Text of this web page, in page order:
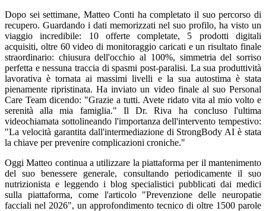
Dopo sei settimane, Matteo Conti ha completato il suo percorso di
recupero. Guardando i dati memorizzati nel suo profilo, ha visto un
viaggio incredibile: 10 offerte completate, 5 prodotti digitali
acquisiti, oltre 60 video di monitoraggio caricati e un risultato finale
straordinario: chiusura dell'occhio al 100%, simmetria del sorriso
perfetta e nessuna traccia di spasmi post-paralisi. La sua produttività
lavorativa è tornata ai massimi livelli e la sua autostima è stata
pienamente ripristinata. Ha inviato un video finale al suo Personal
Care Team dicendo: "Grazie a tutti. Avete ridato vita al mio volto e
serenità alla mia famiglia." Il Dr. Riva ha concluso l'ultima
videochiamata sottolineando l'importanza dell'intervento tempestivo:
"La velocità garantita dall'intermediazione di StrongBody AI è stata
la chiave per prevenire complicazioni croniche."
Oggi Matteo continua a utilizzare la piattaforma per il mantenimento
del suo benessere generale, consultando periodicamente il suo
nutrizionista e leggendo i blog specialistici pubblicati dai medici
sulla piattaforma, come l'articolo "Prevenzione delle neuropatie
facciali nel 2026", un approfondimento tecnico di oltre 1500 parole